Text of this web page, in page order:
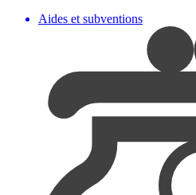
Aides et subventions